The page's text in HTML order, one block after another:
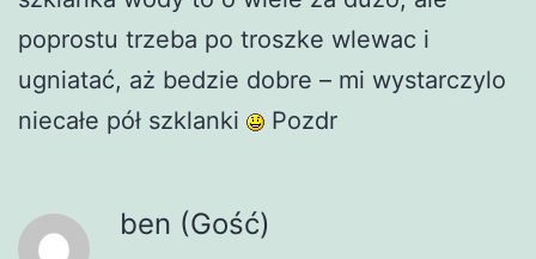
poprostu trzeba po troszke wlewac i
ugniatać, aż bedzie dobre – mi wystarczylo
niecałe pół szklanki
Pozdr
ben (Gość)